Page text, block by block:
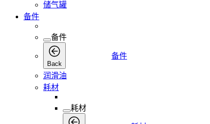
储气罐
备件
备件
Back
备件
润滑油
耗材
耗材